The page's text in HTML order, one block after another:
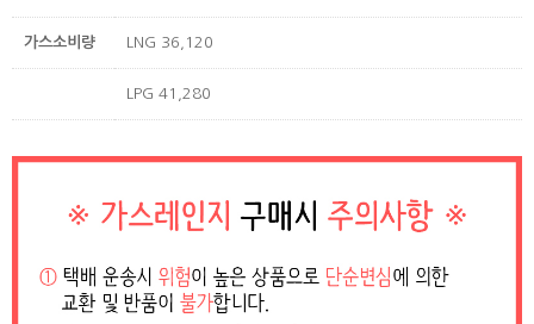
가스소비량 LNG 36,120
LPG 41,280